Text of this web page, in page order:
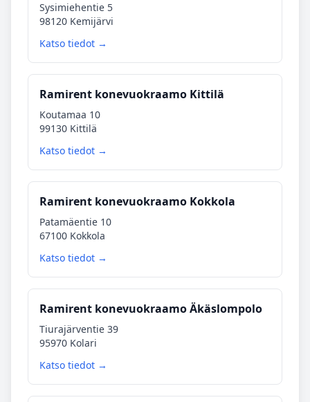
Sysimiehentie 5
98120 Kemijärvi
Katso tiedot →
Ramirent konevuokraamo Kittilä
Koutamaa 10
99130 Kittilä
Katso tiedot →
Ramirent konevuokraamo Kokkola
Patamäentie 10
67100 Kokkola
Katso tiedot →
Ramirent konevuokraamo Äkäslompolo
Tiurajärventie 39
95970 Kolari
Katso tiedot →